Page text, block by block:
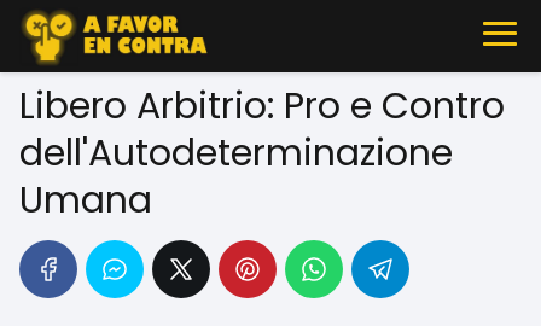
Libero Arbitrio: Pro e Contro
dell'Autodeterminazione
Umana